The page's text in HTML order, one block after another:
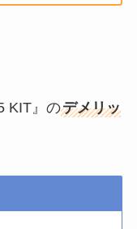
KIT』のデメリッ